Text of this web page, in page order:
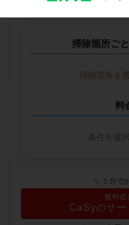
掃除箇所ご
掃除箇所を
料
条件を選
＼ １分で
無料会
CaSyのサー